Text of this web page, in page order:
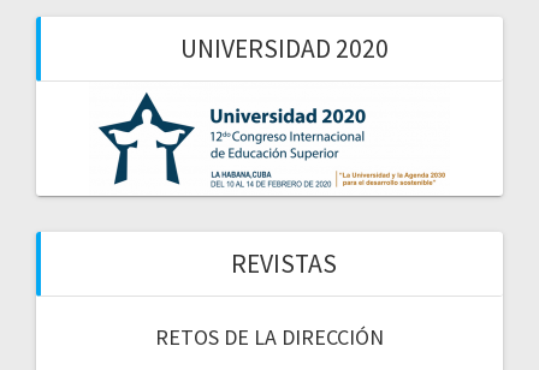
UNIVERSIDAD 2020
REVISTAS
RETOS DE LA DIRECCIÓN